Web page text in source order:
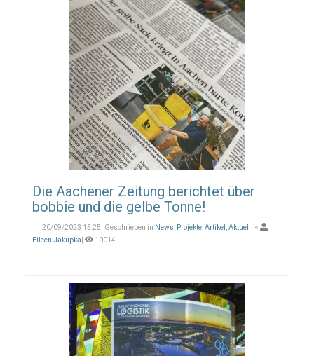
Die Aachener Zeitung berichtet über
bobbie und die gelbe Tonne!
20/09/2023 15:25| Geschrieben in News Projekte Artikel Aktuell
| <
Eileen Jakupka
10014